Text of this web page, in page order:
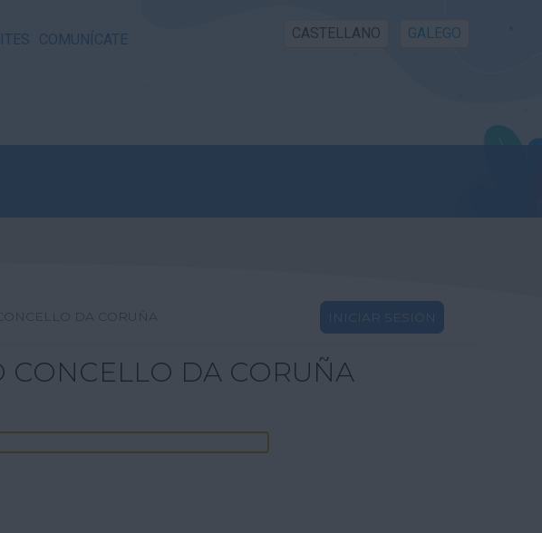
COMUNÍCATE CASTELLANO GALEGO
DA CORUÑA INICIAR SESIÓN
CONCELLO DA CORUÑA